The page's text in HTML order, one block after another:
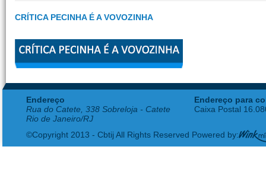
CRÍTICA PECINHA É A VOVOZINHA
Endereço
Rua do Catete, 338 Sobreloja - Catete
Rio de Janeiro/RJ
Endereço para
Caixa Postal
©Copyright 2013 - Cbtij All Rights Reserved Powered by: